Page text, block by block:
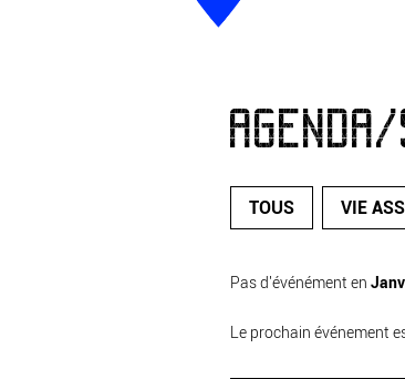
TOUS VIE
Pas d'événément en
Le prochain événement